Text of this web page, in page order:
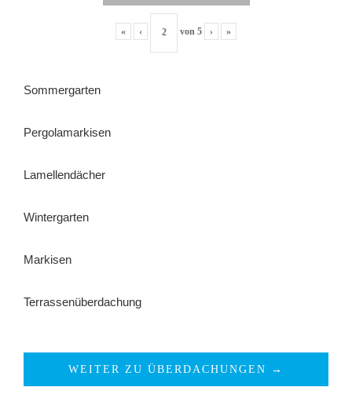
« ‹ von 5 › »
Sommergarten
Pergolamarkisen
Lamellendächer
Wintergarten
Markisen
Terrassenüberdachung
WEITER ZU ÜBERDACHUNGEN →